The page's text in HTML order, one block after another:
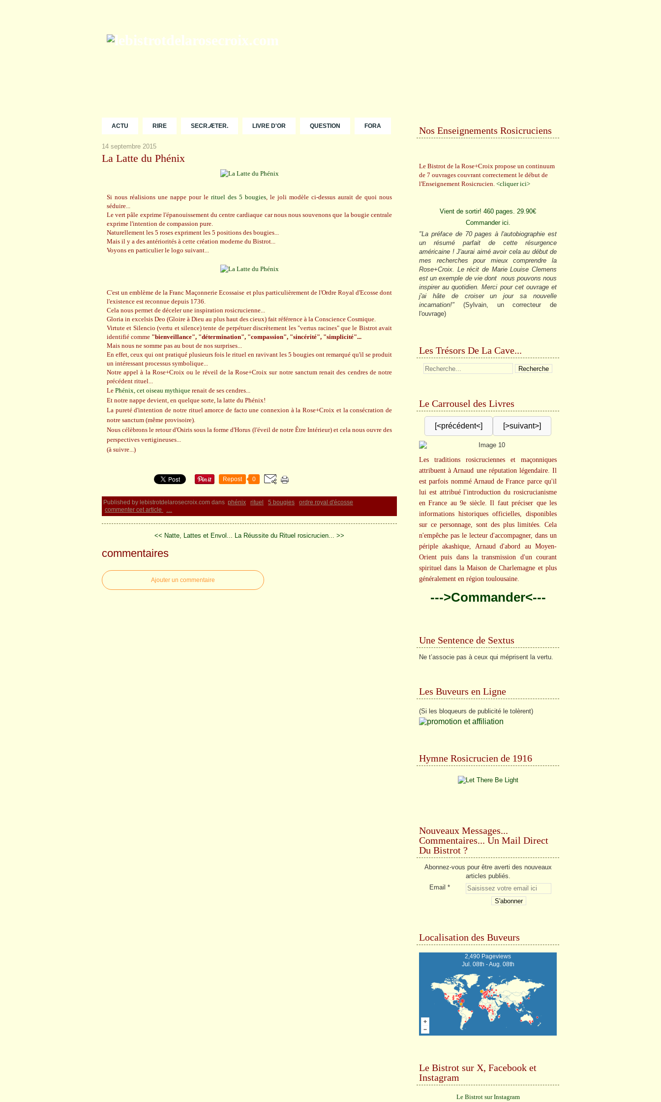
ACTU RIRE SECR.ÆTER. LIVRE D'OR QUESTION FORA
14 septembre 2015
La Latte du Phénix
Si nous réalisions une nappe pour le rituel des 5 bougies, le joli modèle ci-dessus aurait de quoi nous
séduire...
Le vert pâle exprime l'épanouissement du centre cardiaque car nous nous souvenons que la bougie centrale
exprime l'intention de compassion pure.
Naturellement les 5 roses expriment les 5 positions des bougies...
Mais il y a des antériorités à cette création moderne du Bistrot...
Voyons en particulier le logo suivant...
C'est un emblème de la Franc Maçonnerie Ecossaise et plus particulièrement de l'Ordre Royal d'Ecosse dont
l'existence est reconnue depuis 1736.
Cela nous permet de déceler une inspiration rosicrucienne...
Gloria in excelsis Deo (Gloire à Dieu au plus haut des cieux) fait référence à la Conscience Cosmique.
Virtute et Silencio (vertu et silence) tente de perpétuer discrètement les "vertus racines" que le Bistrot avait
identifié comme "bienveillance", "détermination", "compassion", "sincérité", "simplicité"...
Mais nous ne somme pas au bout de nos surprises...
En effet, ceux qui ont pratiqué plusieurs fois le rituel en ravivant les 5 bougies ont remarqué qu'il se produit
un intéressant processus symbolique...
Notre appel à la Rose+Croix ou le réveil de la Rose+Croix sur notre sanctum renait des cendres de notre
précédent rituel...
Le Phénix, cet oiseau mythique renait de ses cendres...
Et notre nappe devient, en quelque sorte, la latte du Phénix!
La pureté d'intention de notre rituel amorce de facto une connexion à la Rose+Croix et la consécration de
notre sanctum (même provisoire).
Nous célèbrons le retour d'Osiris sous la forme d'Horus (l'éveil de notre Être Intérieur) et cela nous ouvre des
perspectives vertigineuses...
(à suivre...)
Repost 0
Published by lebistrotdelarosecroix.com dans phénix rituel 5 bougies
ordre royal d'écosse
commenter cet article
…
<< Natte, Lattes et Envol... La Réussite du Rituel rosicrucien... >>
commentaires
Ajouter un commentaire
Nos Enseignements Rosicruciens
Le Bistrot de la Rose+Croix propose un continuum
de 7 ouvrages couvrant correctement le début de
l'Enseignement Rosicrucien. <cliquer ici>
Vient de sortir! 460 pages. 29.90€
Commander ici.
"La préface de 70 pages à l'autobiographie est
un résumé parfait de cette résurgence
américaine ! J'aurai aimé avoir cela au début de
mes recherches pour mieux comprendre la
Rose+Croix. Le récit de Marie Louise Clemens
est un exemple de vie dont nous pouvons nous
inspirer au quotidien. Merci pour cet ouvrage et
j'ai hâte de croiser un jour sa nouvelle
incarnation!" (Sylvain, un correcteur de
l'ouvrage)
Les Trésors De La Cave...
Le Carrousel des Livres
[<précédent<] [>suivant>]
Les traditions rosicruciennes et maçonniques
attribuent à Arnaud une réputation légendaire. Il
est parfois nommé Arnaud de France parce qu'il
lui est attribué l'introduction du rosicrucianisme
en France au 9e siècle. Il faut préciser que les
informations historiques officielles, disponibles
sur ce personnage, sont des plus limitées. Cela
n'empêche pas le lecteur d'accompagner, dans un
périple akashique, Arnaud d'abord au Moyen-
Orient puis dans la transmission d'un courant
spirituel dans la Maison de Charlemagne et plus
généralement en région toulousaine.
--->Commander<---
Une Sentence de Sextus
Ne t’associe pas à ceux qui méprisent la vertu.
Les Buveurs en Ligne
(Si les bloqueurs de publicité le tolèrent)
Hymne Rosicrucien de 1916
Nouveaux Messages...
Commentaires... Un Mail Direct
Du Bistrot ?
Abonnez-vous pour être averti des nouveaux
articles publiés.
Email
Localisation des Buveurs
2,490 Pageviews
Jul. 08th - Aug. 08th
Le Bistrot sur X, Facebook et
Instagram
Le Bistrot sur Instagram